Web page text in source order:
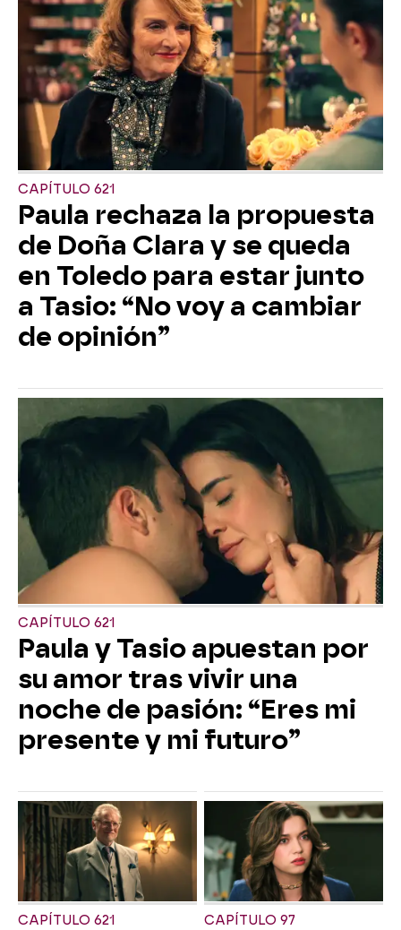
CAPÍTULO 621
Paula rechaza la propuesta
de Doña Clara y se queda
en Toledo para estar junto
a Tasio: “No voy a cambiar
de opinión”
CAPÍTULO 621
Paula y Tasio apuestan por
su amor tras vivir una
noche de pasión: “Eres mi
presente y mi futuro”
CAPÍTULO 621 CAPÍTULO 97